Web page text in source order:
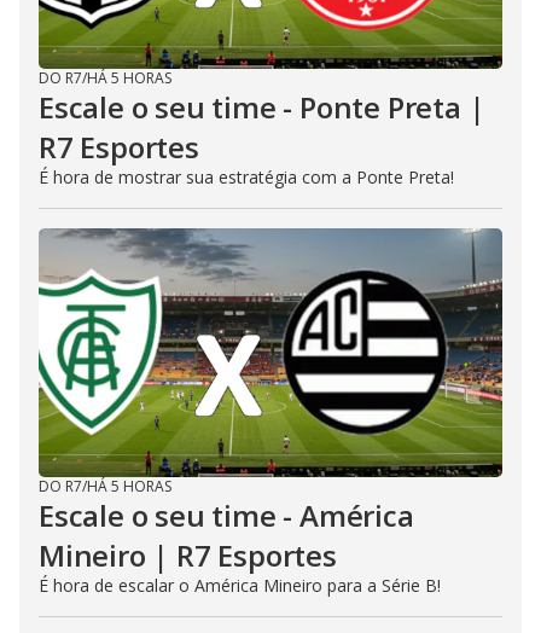
DO R7/HÁ 5 HORAS
Escale o seu time - Ponte Preta |
R7 Esportes
É hora de mostrar sua estratégia com a Ponte Preta!
DO R7/HÁ 5 HORAS
Escale o seu time - América
Mineiro | R7 Esportes
É hora de escalar o América Mineiro para a Série B!